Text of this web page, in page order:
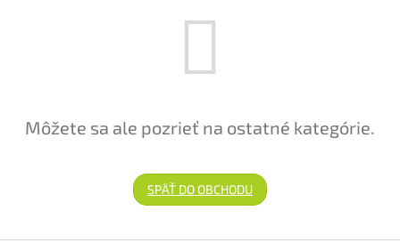
Môžete sa ale pozrieť na ostatné kategórie.
SPÄŤ DO OBCHODU